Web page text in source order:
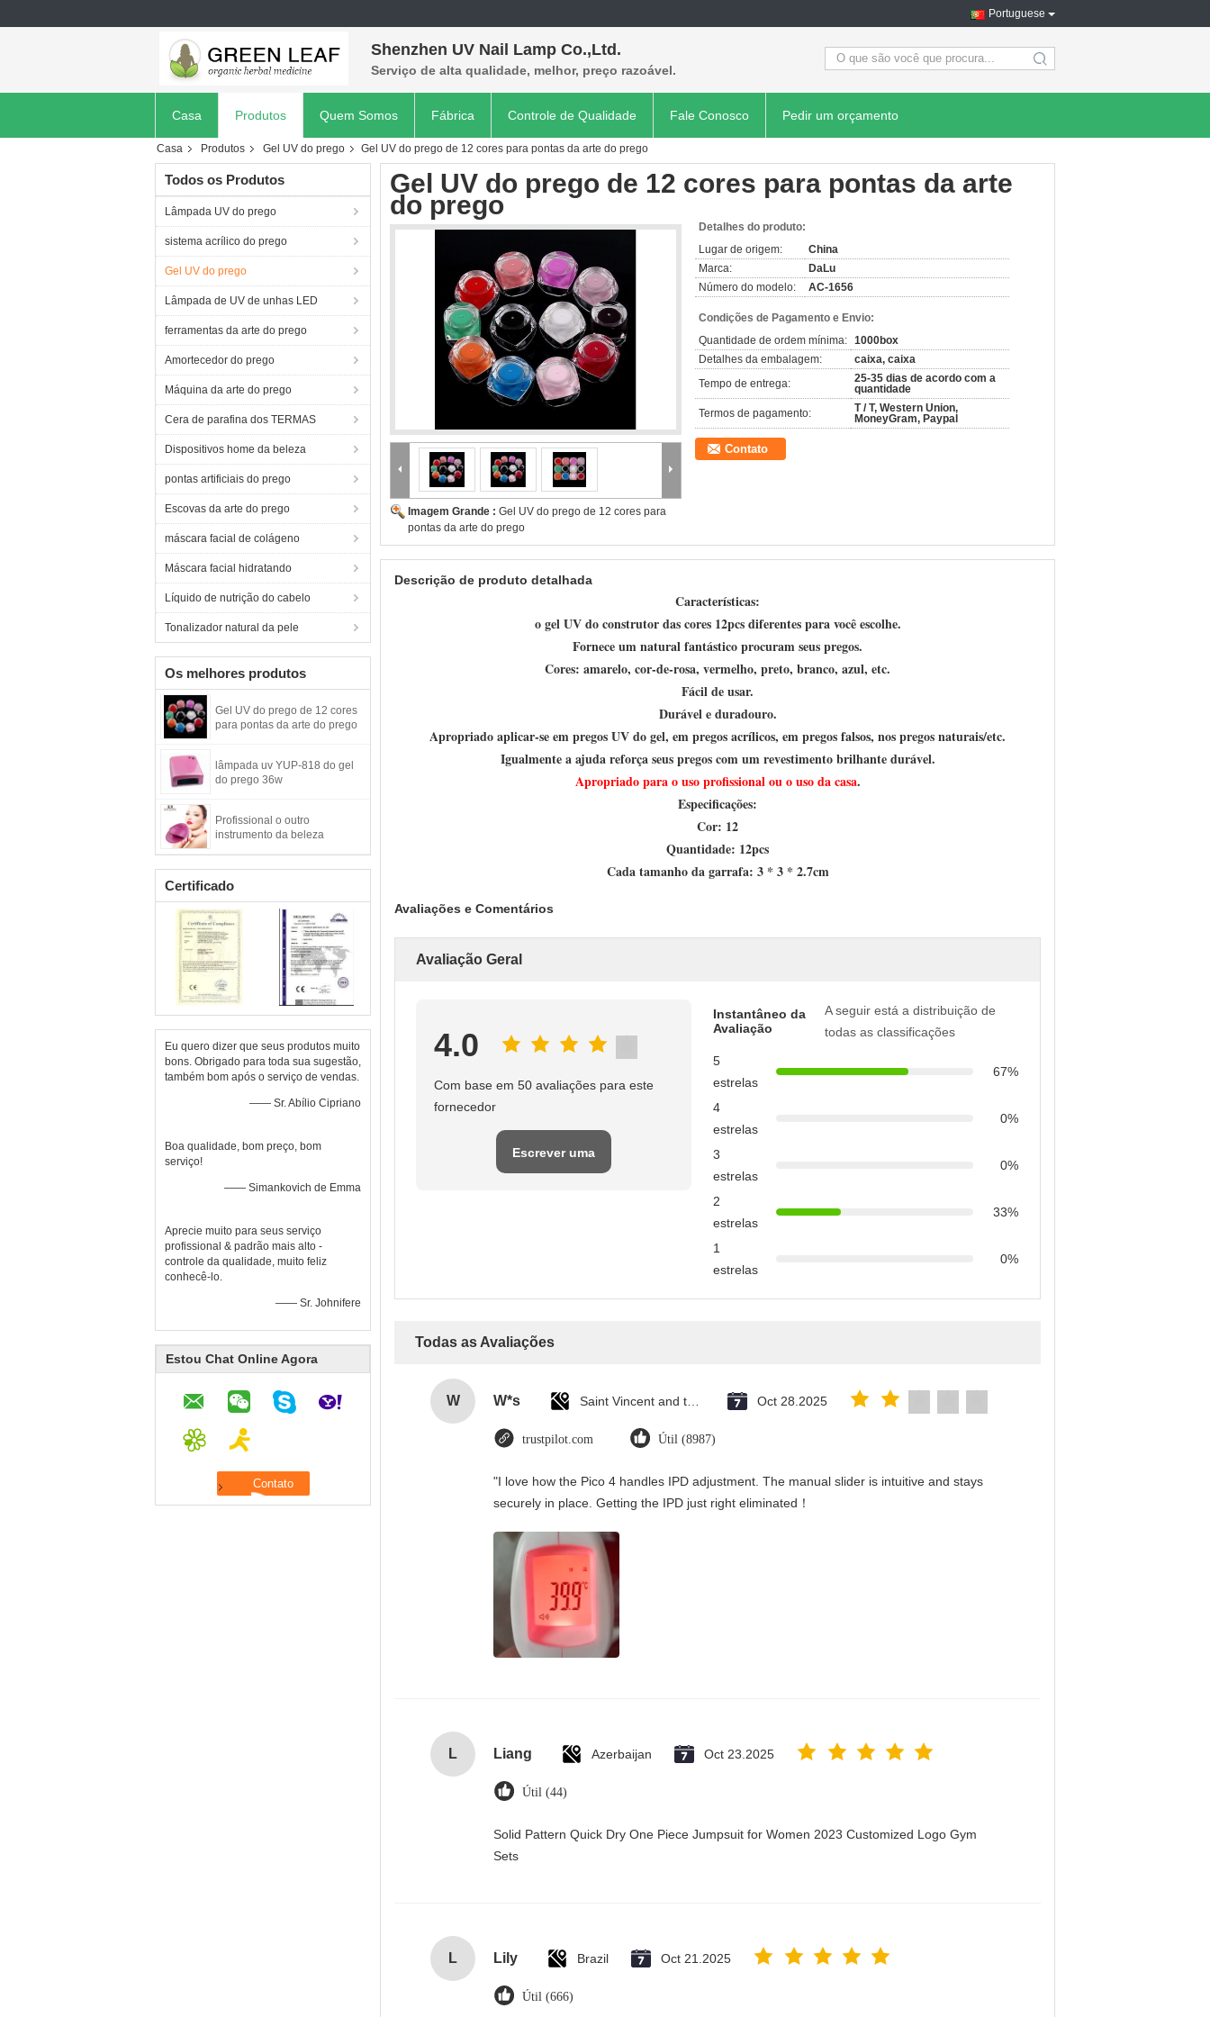
Portuguese
Shenzhen UV Nail Lamp Co.,Ltd.
Serviço de alta qualidade, melhor, preço razoável. search
Casa Produtos Quem Somos Fábrica Controle de Qualidade Fale Conosco Pedir um orçamento
Casa Produtos Gel UV do prego Gel UV do prego de 12 cores para pontas da arte do prego
Todos os Produtos
Lâmpada UV do prego
sistema acrílico do prego
Gel UV do prego
Lâmpada de UV de unhas LED
ferramentas da arte do prego
Amortecedor do prego
Máquina da arte do prego
Cera de parafina dos TERMAS
Dispositivos home da beleza
pontas artificiais do prego
Escovas da arte do prego
máscara facial de colágeno
Máscara facial hidratando
Líquido de nutrição do cabelo
Tonalizador natural da pele
Os melhores produtos
Gel UV do prego de 12 cores
para pontas da arte do prego
lâmpada uv YUP-818 do gel
do prego 36w
Profissional o outro
instrumento da beleza
Certificado
Eu quero dizer que seus produtos muito
bons. Obrigado para toda sua sugestão,
também bom após o serviço de vendas.
—— Sr. Abílio Cipriano
Boa qualidade, bom preço, bom
serviço!
—— Simankovich de Emma
Aprecie muito para seus serviço
profissional & padrão mais alto -
controle da qualidade, muito feliz
conhecê-lo.
—— Sr. Johnifere
Estou Chat Online Agora
Gel UV do prego de 12 cores para pontas da arte
do prego
Imagem Grande : Gel UV do prego de 12 cores para
pontas da arte do prego
Detalhes do produto:
Lugar de origem:
China
Marca:
DaLu
Número do modelo:
AC-1656
Condições de Pagamento e Envio:
Quantidade de ordem mínima: 1000box
Detalhes da embalagem:
caixa, caixa
Tempo de entrega:
25-35 dias de acordo com a
quantidade
Termos de pagamento:
T / T, Western Union,
MoneyGram, Paypal
Contato
Descrição de produto detalhada
Características:
o gel UV do construtor das cores 12pcs diferentes para você escolhe.
Fornece um natural fantástico procuram seus pregos.
Cores: amarelo, cor-de-rosa, vermelho, preto, branco, azul, etc.
Fácil de usar.
Durável e duradouro.
Apropriado aplicar-se em pregos UV do gel, em pregos acrílicos, em pregos falsos, nos pregos naturais/etc.
Igualmente a ajuda reforça seus pregos com um revestimento brilhante durável.
Apropriado para o uso profissional ou o uso da casa.
Especificações:
Cor: 12
Quantidade: 12pcs
Cada tamanho da garrafa: 3 * 3 * 2.7cm
Avaliações e Comentários
Avaliação Geral
4.0
Com base em 50 avaliações para este
fornecedor
Escrever uma
Instantâneo da
Avaliação
A seguir está a distribuição de
todas as classificações
5
estrelas
67%
4
estrelas
0%
3
estrelas
0%
2
estrelas
33%
1
estrelas
0%
Todas as Avaliações
W W*s Oct 28.2025
trustpilot.com Útil (8987)
"I love how the Pico 4 handles IPD adjustment. The manual slider is intuitive and stays
securely in place. Getting the IPD just right eliminated！
L Liang Azerbaijan Oct 23.2025
Útil (44)
Solid Pattern Quick Dry One Piece Jumpsuit for Women 2023 Customized Logo Gym
Sets
L Lily Brazil Oct 21.2025
Útil (666)